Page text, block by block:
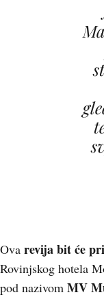
Ova revija bit će
Rovinjskog hotela
pod nazivom MV